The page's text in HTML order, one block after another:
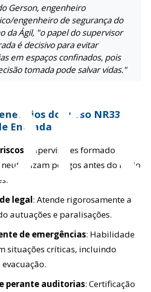
Gerson, engenheiro
engenheiro de segurança do
da Ágil, "o papel do supervisor
é decisivo para evitar
em espaços confinados, pois
tomada pode salvar vidas."
do curso NR33
Entrada
: Supervisores formados
perigos antes do início
legal: Atende rigorosamente a
autuações e paralisações.
de emergências: Habilidade
situações críticas, incluindo
perante auditorias: Certificação